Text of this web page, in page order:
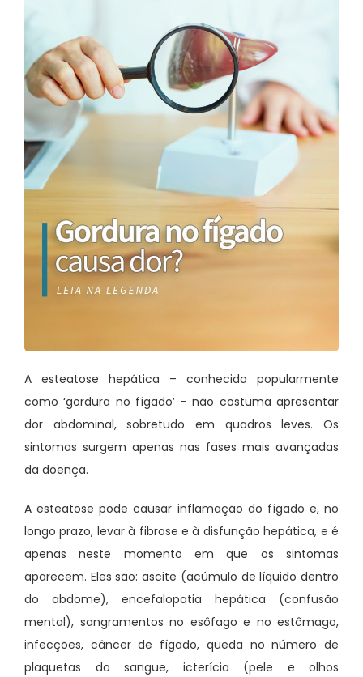
A esteatose hepática – conhecida popularmente
como ‘gordura no fígado’ – não costuma apresentar
dor abdominal, sobretudo em quadros leves. Os
sintomas surgem apenas nas fases mais avançadas
da doença.
A esteatose pode causar inflamação do fígado e, no
longo prazo, levar à fibrose e à disfunção hepática, e é
apenas neste momento em que os sintomas
aparecem. Eles são: ascite (acúmulo de líquido dentro
do abdome), encefalopatia hepática (confusão
mental), sangramentos no esôfago e no estômago,
infecções, câncer de fígado, queda no número de
plaquetas do sangue, icterícia (pele e olhos